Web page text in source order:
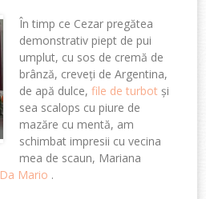
În timp ce Cezar pregătea
demonstrativ piept de pui
umplut, cu sos de cremă de
brânză, creveți de Argentina,
de apă dulce,file de turbotși
sea scalops cu piure de
mazăre cu mentă, am
schimbat impresii cu vecina
mea de scaun, Mariana
Da Mario .